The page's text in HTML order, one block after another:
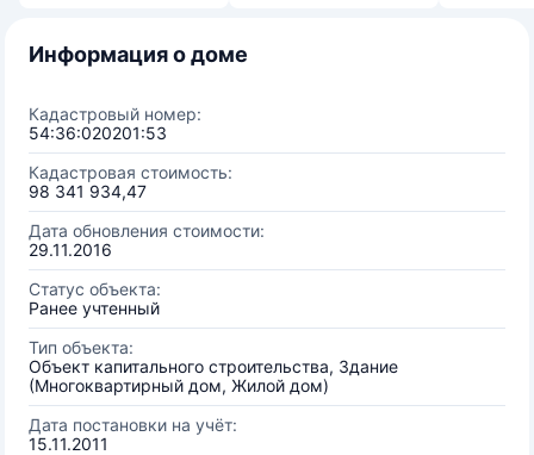
Информация о доме
Кадастровый номер:
54:36:020201:53
Кадастровая стоимость:
98 341 934,47
Дата обновления стоимости:
29.11.2016
Статус объекта:
Ранее учтенный
Тип объекта:
Объект капитального строительства, Здание
(Многоквартирный дом, Жилой дом)
Дата постановки на учёт:
15.11.2011